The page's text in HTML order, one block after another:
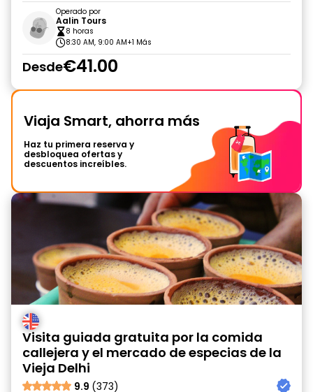
Operado por
Aalin Tours
8 horas
8:30 AM, 9:00 AM+1 Más
Desde€41.00
Viaja Smart, ahorra más
Haz tu primera reserva y
desbloquea ofertas y
descuentos increíbles.
Visita guiada gratuita por la comida
callejera y el mercado de especias de la
Vieja Delhi
9.9 (373)